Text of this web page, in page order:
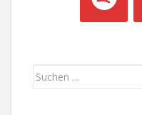
Suchen